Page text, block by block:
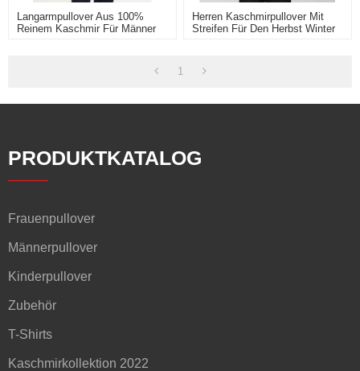
Langarmpullover Aus 100%
Reinem Kaschmir Für Männer
Herren Kaschmirpullover Mit
Streifen Für Den Herbst Winter
1
PRODUKTKATALOG
Frauenpullover
Männerpullover
Kinderpullover
Zubehör
T-Shirts
Kaschmirkollektion 2022